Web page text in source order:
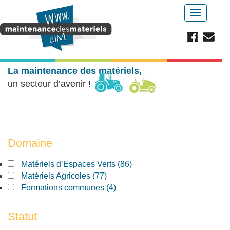
Aller au contenu principal
Toggle
La maintenance des matériels,
un secteur d’avenir !
Domaine
Apply Matériels d’Espaces Verts filter
Matériels d’Espaces Verts (86)
Apply Matériels d’Espaces Verts filter
Apply Matériels Agricoles filter
Matériels Agricoles (77)
Apply Matériels Agricoles filter
Apply Formations communes filter
Formations communes (4)
Apply Formations communes filter
Statut